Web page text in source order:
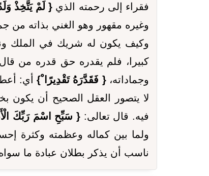
فقراء إلى رحمته الذي { لَمْ يَتَّخِذْ
وغيره مقهور وهو الغني بذاته من
وكيف يكون له شريك في الملك
كبيرا، فلم يقدره حق قدره من
وجماداته،{ فَقَدَّرَهُ تَقْدِيرًا ْ}أي:
لا يتصور العقل الصحيح أن يكون
فيه. قال تعالى: { سَبِّحِ اسْمَ رَبِّكَ
ولما بين كماله وعظمته وكثرة
ناسب أن يذكر بطلان عبادة ما